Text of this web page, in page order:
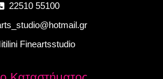
22510 55100
Fineartsstudio